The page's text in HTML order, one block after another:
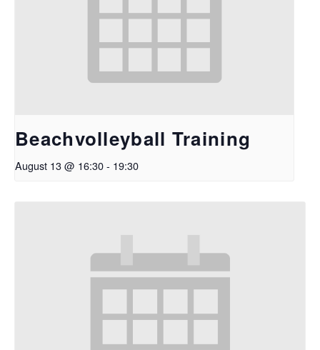
Beachvolleyball Training
August 13 @ 16:30- 19:30